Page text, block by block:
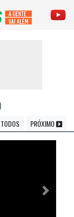
TODOS PRÓXIMO
Próximo